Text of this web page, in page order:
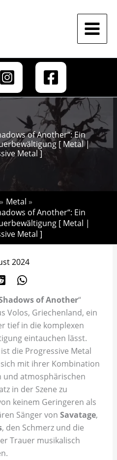
of Another“: Ein
[ Metal |
Metal ]
Metal
of Another“: Ein
[ Metal |
Metal ]
2024
of Another“
Volos, Griechenland, ein
tief in die komplexen
eintauchen lässt.
die Progressive Metal
mit ihrer Kombination
und atmosphärischen
in der Szene zu
keinem Geringeren als
Sänger von Savatage,
, den Schmerz und die
Trauer musikalisch